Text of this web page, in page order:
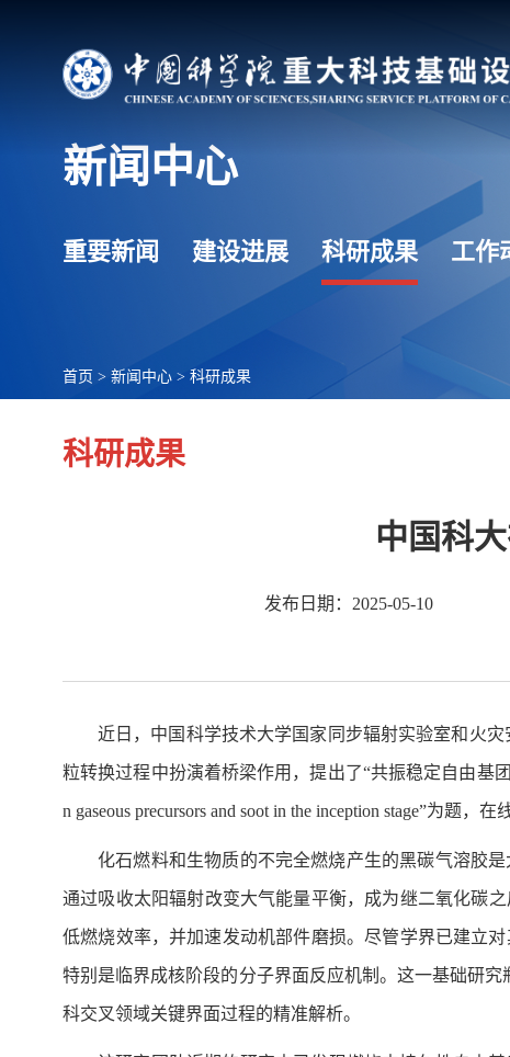
新闻中心
重要新闻 建设进展 科研成果 工作
首页 > 新闻中心 > 科研成果
科研成果
中国科
发布日期：2025-05-10
近日，中国科学技术大学国家同步辐射实验室和火
粒转换过程中扮演着桥梁作用，提出了“共振稳定自由基团
n gaseous precursors and soot in the inception stage”为题
化石燃料和生物质的不完全燃烧产生的黑碳气溶胶
通过吸收太阳辐射改变大气能量平衡，成为继二氧化碳
低燃烧效率，并加速发动机部件磨损。尽管学界已建立
特别是临界成核阶段的分子界面反应机制。这一基础研
科交叉领域关键界面过程的精准解析。